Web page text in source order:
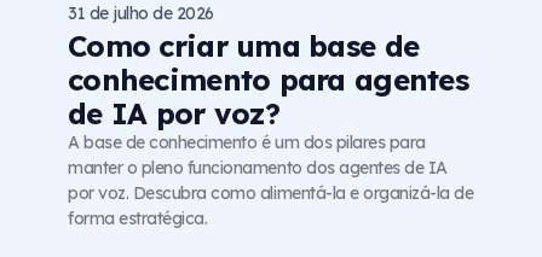
Como criar uma base de
conhecimento para agentes
de IA por voz?
31 de julho de 2026
A base de conhecimento é um dos pilares para
manter o pleno funcionamento dos agentes de IA
por voz. Descubra como alimentá-la e organizá-la de
forma estratégica.